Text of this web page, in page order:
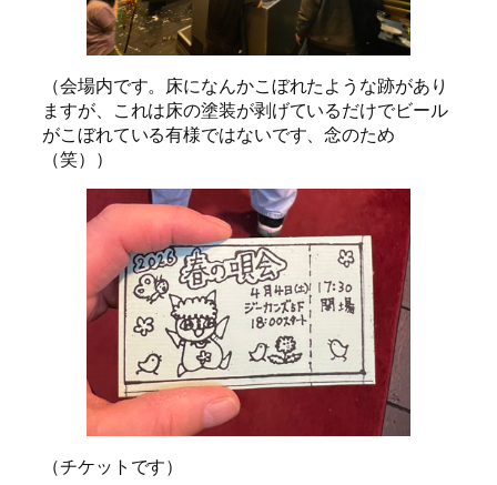
（会場内です。床になんかこぼれたような跡があり
ますが、これは床の塗装が剥げているだけでビール
がこぼれている有様ではないです、念のため
（笑））
（チケットです）